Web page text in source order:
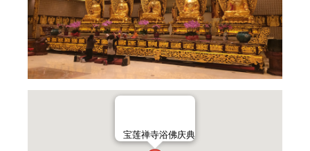
宝莲禅寺浴佛庆典